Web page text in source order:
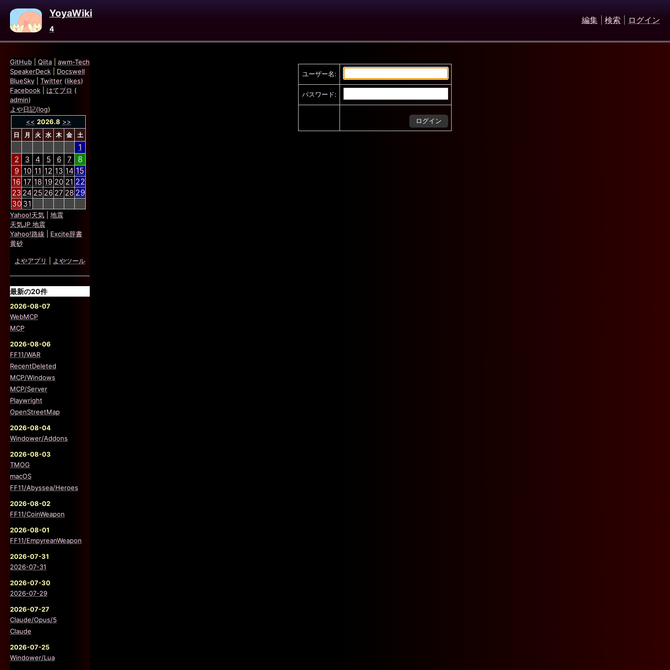
YoyaWiki
4
編集 検索 ログイン
ユーザー名:
パスワード:
GitHub Qiita
awm-Tech
SpeakerDeck
Docswell
BlueSky
Twitter (likes)
Facebook
はてブロ (
admin)
よや日記(log)
<< 2026.8 >>
日 月 火 水 木 金 土
1
2 3 4 5 6 7 8
9 10 11 12 13 14 15
16 17 18 19 20 21 22
23 24 25 26 27 28 29
30 31
Yahoo!天気
地震
天気JP 地震
Yahoo!路線
Excite辞書
黄砂
よやアプリ よやツール
最新の20件
2026-08-07
WebMCP
MCP
2026-08-06
FF11/WAR
RecentDeleted
MCP/Windows
MCP/Server
Playwright
OpenStreetMap
2026-08-04
Windower/Addons
2026-08-03
TMOG
macOS
FF11/Abyssea/Heroes
2026-08-02
FF11/CoinWeapon
2026-08-01
FF11/EmpyreanWeapon
2026-07-31
2026-07-31
2026-07-30
2026-07-29
2026-07-27
Claude/Opus/5
Claude
2026-07-25
Windower/Lua